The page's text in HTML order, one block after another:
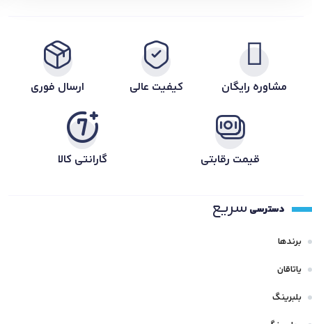
مشاوره رایگان کیفیت عالی ارسال فوری
قیمت رقابتی گارانتی کالا
دسترسی سریع
برندها
یاتاقان
بلبرینگ